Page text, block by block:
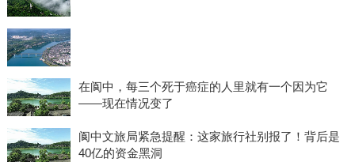
在阆中，每三个死于癌症的人里就有一个因为它
——现在情况变了
阆中文旅局紧急提醒：这家旅行社别报了！背后是
40亿的资金黑洞